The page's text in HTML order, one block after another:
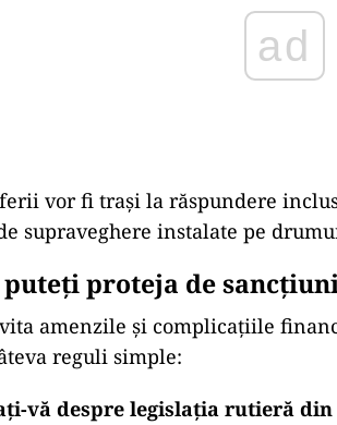
ad
vor fi trași la răspundere
supraveghere instalate pe
puteți proteja de
amenzile și complicațiile
reguli simple:
vă despre legislația rutieră din